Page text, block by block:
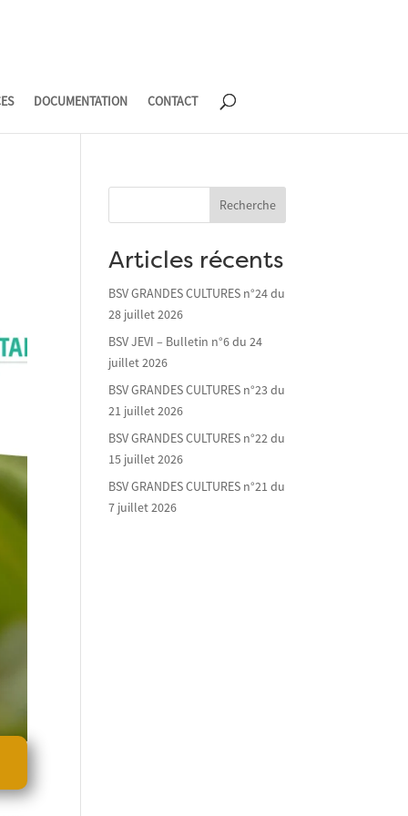
DOCUMENTATION CONTACT
Recherche
Articles récents
BSV GRANDES CULTURES n°24 du
28 juillet 2026
BSV JEVI – Bulletin n°6 du 24
juillet 2026
BSV GRANDES CULTURES n°23 du
21 juillet 2026
BSV GRANDES CULTURES n°22 du
15 juillet 2026
BSV GRANDES CULTURES n°21 du
7 juillet 2026